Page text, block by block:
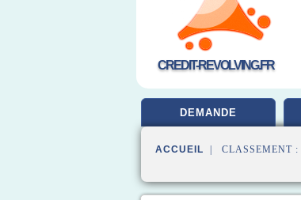
CREDIT-REVOLVING.FR
DEMANDE
ACCUEIL | CLASSEMENT :